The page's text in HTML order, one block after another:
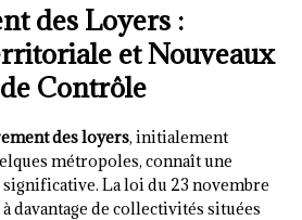
des Loyers :
et Nouveaux
Contrôle
des loyers, initialement
métropoles, connaît une
La loi du 23 novembre
davantage de collectivités situées